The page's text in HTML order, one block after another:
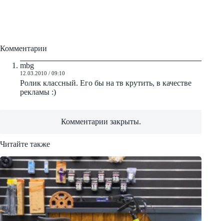
mbg
12.03.2010 / 09:10
Ролик классный. Его бы на тв крутить, в качестве
рекламы :)
Комментарии закрыты.
Читайте также